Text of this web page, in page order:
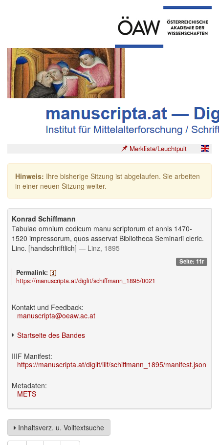
Merkliste/Leuchtpult
Hinweis: Ihre bisherige Sitzung ist abgelaufen. Sie arbeiten
in einer neuen Sitzung weiter.
Konrad Schiffmann
Tabulae omnium codicum manu scriptorum et annis 1470-
1520 impressorum, quos asservat Bibliotheca Seminarii cleric.
Linc. [handschriftlich] — Linz, 1895
Seite: 11r
Permalink:
https://manuscripta.at/diglit/schiffmann_1895/0021
Kontakt und Feedback:
manuscripta@oeaw.ac.at
Startseite des Bandes
IIIF Manifest:
https://manuscripta.at/diglit/iiif/schiffmann_1895/manifest.json
Metadaten:
METS
Inhaltsverz. u. Volltextsuche